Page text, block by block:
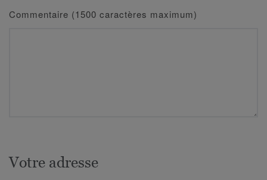
Commentaire (1500 caractères maximum)
Votre adresse